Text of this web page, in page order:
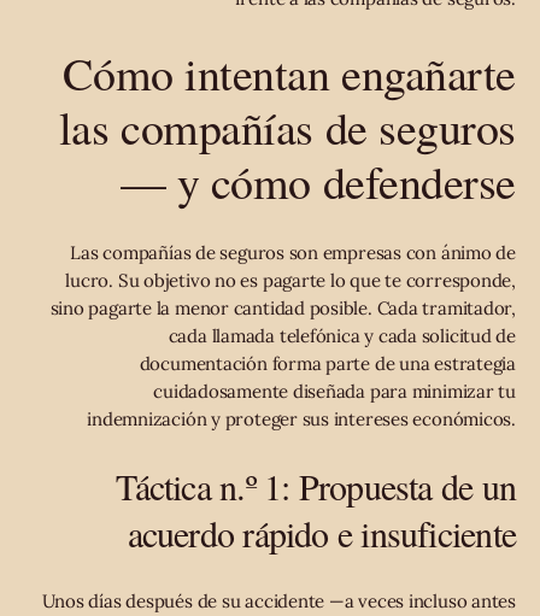
Cómo intentan engañarte
las compañías de seguros
— y cómo defenderse
Las compañías de seguros son empresas con ánimo de
lucro. Su objetivo no es pagarte lo que te corresponde,
sino pagarte la menor cantidad posible. Cada tramitador,
cada llamada telefónica y cada solicitud de
documentación forma parte de una estrategia
cuidadosamente diseñada para minimizar tu
indemnización y proteger sus intereses económicos.
Táctica n.º 1: Propuesta de un
acuerdo rápido e insuficiente
Unos días después de su accidente —a veces incluso antes